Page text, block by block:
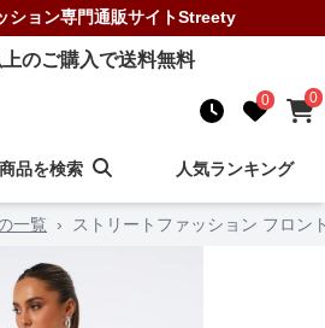
ション専門通販サイトStreety
上のご購入で送料無料
0 0
商品を検索 人気ランキング
一覧 › ストリートファッション フロ